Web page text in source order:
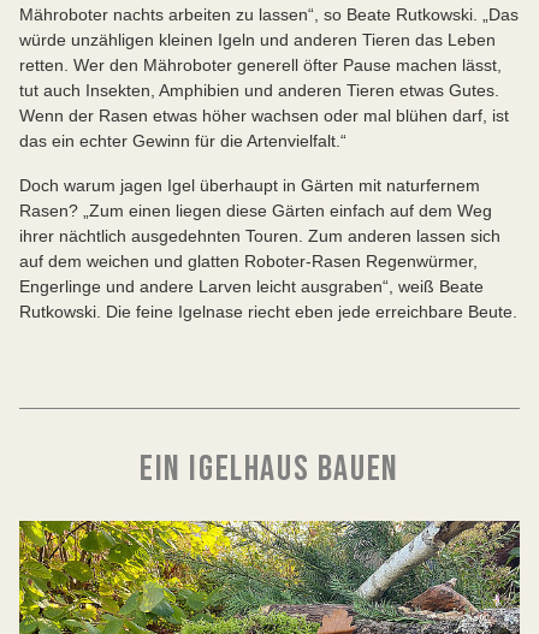
Mähroboter nachts arbeiten zu lassen“, so Beate Rutkowski. „Das
würde unzähligen kleinen Igeln und anderen Tieren das Leben
retten. Wer den Mähroboter generell öfter Pause machen lässt,
tut auch Insekten, Amphibien und anderen Tieren etwas Gutes.
Wenn der Rasen etwas höher wachsen oder mal blühen darf, ist
das ein echter Gewinn für die Artenvielfalt.“
Doch warum jagen Igel überhaupt in Gärten mit naturfernem
Rasen? „Zum einen liegen diese Gärten einfach auf dem Weg
ihrer nächtlich ausgedehnten Touren. Zum anderen lassen sich
auf dem weichen und glatten Roboter-Rasen Regenwürmer,
Engerlinge und andere Larven leicht ausgraben“, weiß Beate
Rutkowski. Die feine Igelnase riecht eben jede erreichbare Beute.
EIN IGELHAUS BAUEN